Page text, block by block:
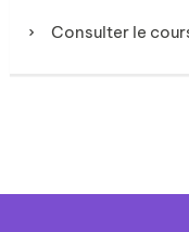
Consulter le